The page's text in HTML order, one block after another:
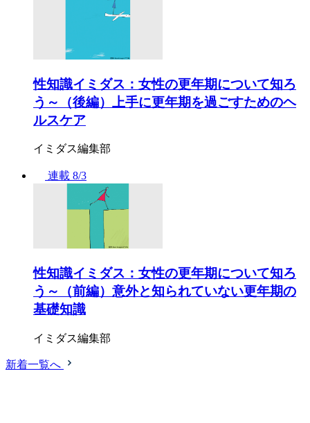
性知識イミダス：女性の更年期について知ろ
う～（後編）上手に更年期を過ごすためのヘ
ルスケア
イミダス編集部
連載 8/3
性知識イミダス：女性の更年期について知ろ
う～（前編）意外と知られていない更年期の
基礎知識
イミダス編集部
新着一覧へ